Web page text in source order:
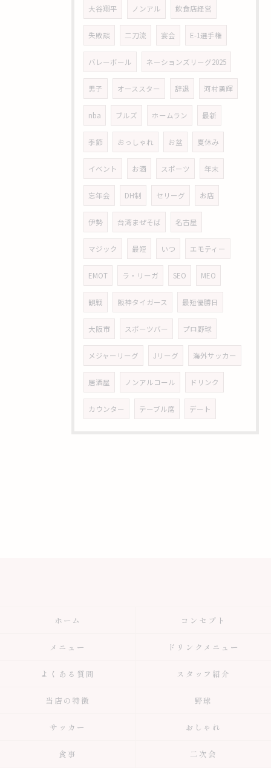
大谷翔平 ノンアル 飲食店経営
失敗談 二刀流 宴会 E-1選手権
バレーボール ネーションズリーグ2025
男子 オーススター 辞退 河村勇輝
nba ブルズ ホームラン 最新
季節 おっしゃれ お盆 夏休み
イベント お酒 スポーツ 年末
忘年会 DH制 セリーグ お店
伊勢 台湾まぜそば 名古屋
マジック 最短 いつ エモティー
EMOT ラ・リーガ SEO MEO
観戦 阪神タイガース 最短優勝日
大阪市 スポーツバー プロ野球
メジャーリーグ Jリーグ 海外サッカー
居酒屋 ノンアルコール ドリンク
カウンター テーブル席 デート
ホーム コンセプト
メニュー ドリンクメニュー
よくある質問 スタッフ紹介
当店の特徴 野球
サッカー おしゃれ
食事 二次会